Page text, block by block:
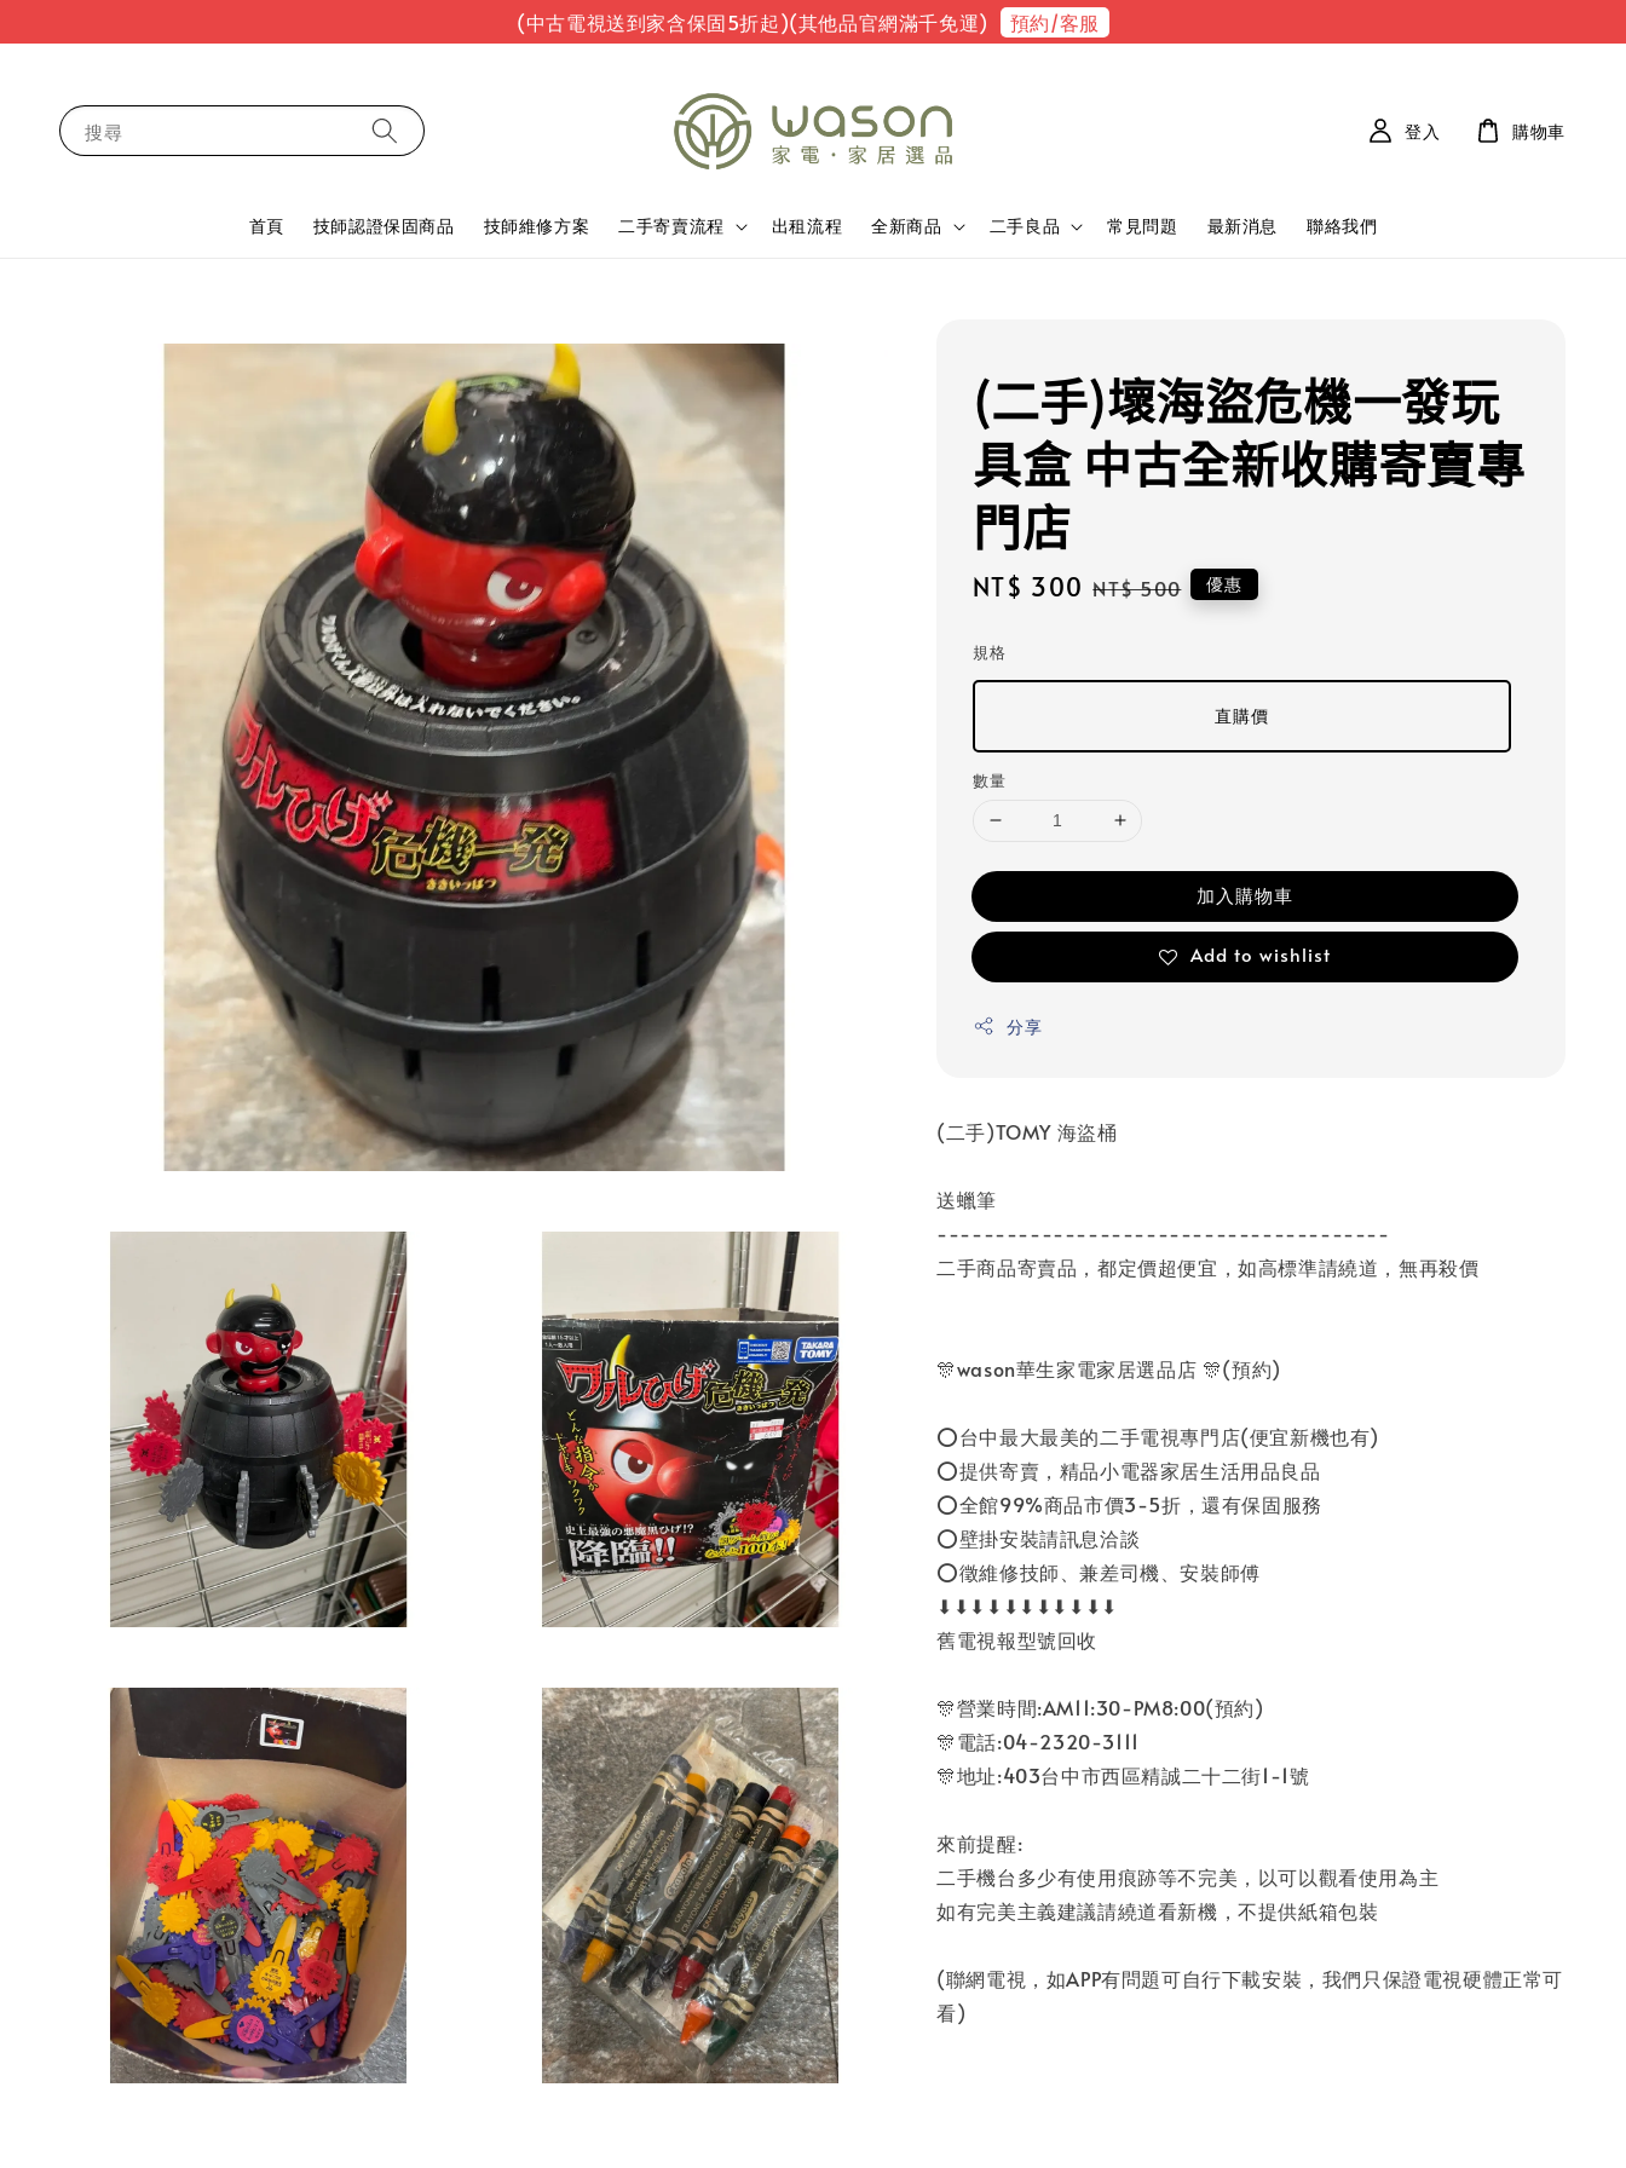
(中古電視送到家含保固5折起)(其他品官網滿千免運) 預約/客服
搜尋
首頁 技師認證保固商品 技師維修方案 二手寄賣流程 出租流程 全新商品 二手良品 常見問題 最新消息 聯絡我們
登入 購物車
(二手)壞海盜危機一發玩
具盒 中古全新收購寄賣專
門店
Sale
NT$ 300 Regular
NT$ 500 優惠
規格
直購價
數量
加入購物車
Add to wishlist
分享
(二手)TOMY 海盜桶
送蠟筆
---------------------------------------
二手商品寄賣品，都定價超便宜，如高標準請繞道，無再殺價
🎊wason華生家電家居選品店 🎊(預約)
⭕台中最大最美的二手電視專門店(便宜新機也有)
⭕提供寄賣，精品小電器家居生活用品良品
⭕全館99%商品市價3-5折，還有保固服務
⭕壁掛安裝請訊息洽談
⭕徵維修技師、兼差司機、安裝師傅
⬇⬇⬇⬇⬇⬇⬇⬇⬇⬇⬇
舊電視報型號回收
🎊營業時間:AM11:30-PM8:00(預約)
🎊電話:04-2320-3111
🎊地址:403台中市西區精誠二十二街1-1號
來前提醒:
二手機台多少有使用痕跡等不完美，以可以觀看使用為主
如有完美主義建議請繞道看新機，不提供紙箱包裝
(聯網電視，如APP有問題可自行下載安裝，我們只保證電視硬體正常可
看)